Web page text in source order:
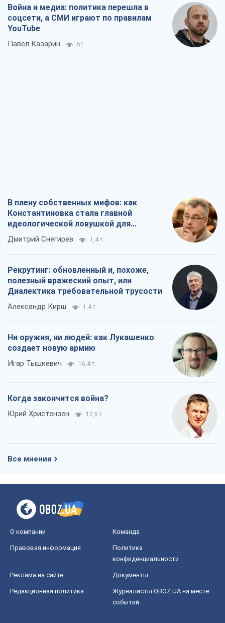
Война и медиа: политика перешла в
соцсети, а СМИ играют по правилам
YouTube
Павел Казарин 51
В плену собственных мифов: как
Константиновка стала главной
идеологической ловушкой для
российских оккупантов
Дмитрий Снегирев 1,4 т.
Рекрутинг: обновленный и, похоже,
полезный вражеский опыт, или
Диалектика требовательной трусости
Александр Кирш 1,4 т.
Ни оружия, ни людей: как Лукашенко
создает новую армию
Игар Тышкевич 16,4 т.
Когда закончится война?
Юрий Христензен 12,5 т.
Все мнения
О компании Команда
Правовая информация
Политика
конфиденциальности
Реклама на сайте Документы
Редакционная политика
Журналисты OBOZ.UA на месте
событий